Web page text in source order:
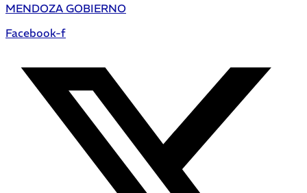
MENDOZA GOBIERNO
Facebook-f